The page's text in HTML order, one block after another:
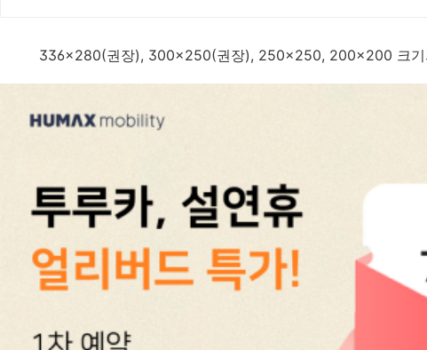
336x280(권장), 300x250(권장), 250x250, 200x200 크기